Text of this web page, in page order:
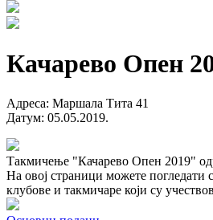
Качарево Опен
Адреса: Маршала Тита 41
Датум: 05.05.2019.
Такмичење "Качарево Опен 2019"
На овој страници можете погледати
клубове и такмичаре који су